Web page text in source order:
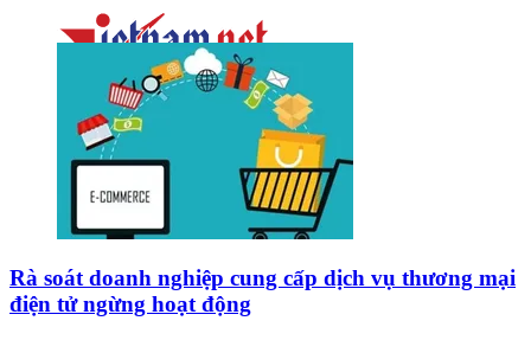
Rà soát doanh nghiệp cung cấp dịch vụ thương mại
điện tử ngừng hoạt động